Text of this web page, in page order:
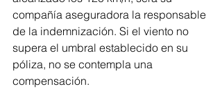
compañía aseguradora la responsable
de la indemnización. Si el viento no
supera el umbral establecido en su
póliza, no se contempla una
compensación.